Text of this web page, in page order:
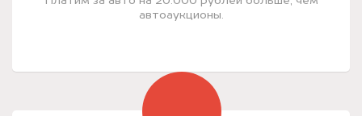
автоаукционы.